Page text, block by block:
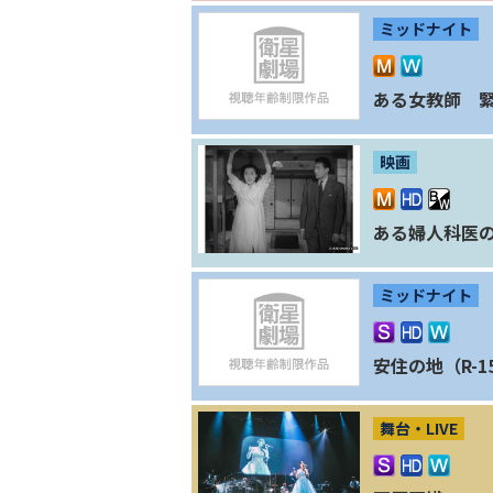
ミッドナイト
ある女教師
映画
ある婦人科医
ミッドナイト
安住の地（R-
舞台・LIVE